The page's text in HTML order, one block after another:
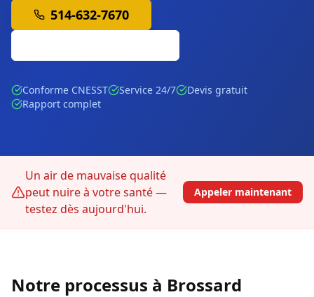
514-632-7670
Conforme CNESST Service 24/7
Devis gratuit
Rapport complet
Un air de mauvaise qualité
peut nuire à votre santé —
testez dès aujourd'hui.
Appeler maintenant
Notre processus à Brossard